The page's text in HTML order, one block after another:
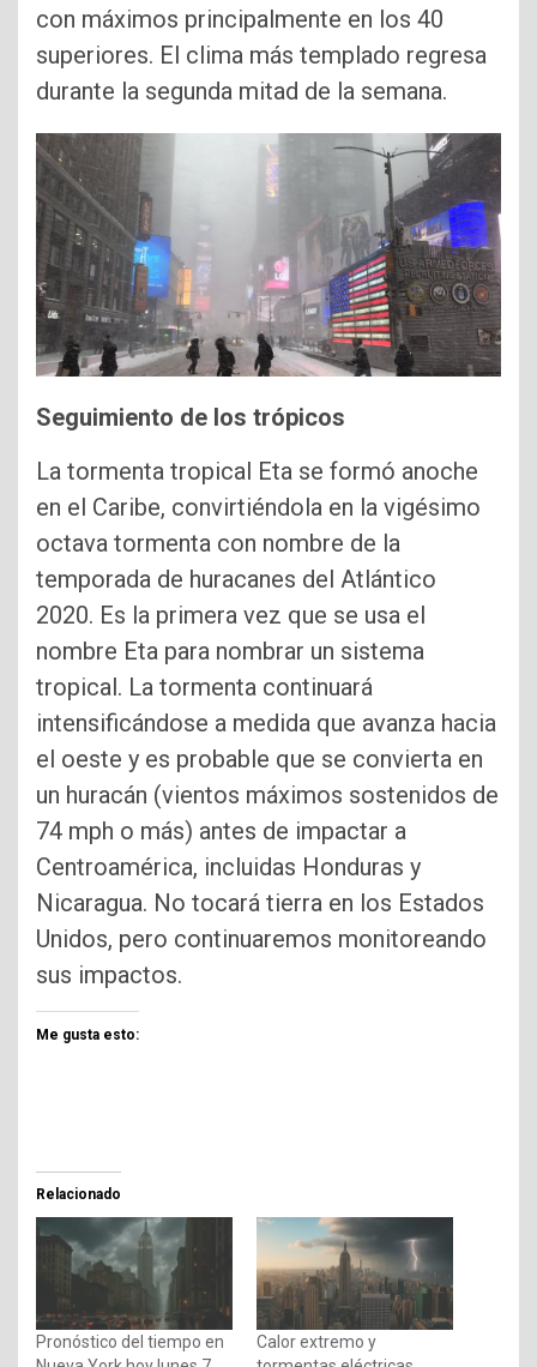
con máximos principalmente en los 40
superiores. El clima más templado regresa
durante la segunda mitad de la semana.
Seguimiento de los trópicos
La tormenta tropical Eta se formó anoche
en el Caribe, convirtiéndola en la vigésimo
octava tormenta con nombre de la
temporada de huracanes del Atlántico
2020. Es la primera vez que se usa el
nombre Eta para nombrar un sistema
tropical. La tormenta continuará
intensificándose a medida que avanza hacia
el oeste y es probable que se convierta en
un huracán (vientos máximos sostenidos de
74 mph o más) antes de impactar a
Centroamérica, incluidas Honduras y
Nicaragua. No tocará tierra en los Estados
Unidos, pero continuaremos monitoreando
sus impactos.
Me gusta esto:
Relacionado
Pronóstico del tiempo en
Calor extremo y